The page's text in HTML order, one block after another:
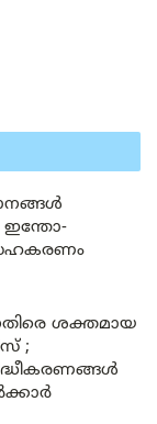
ഇന്തോ-
ശക്തമായ
;